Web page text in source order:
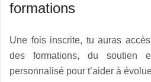
formations
Une fois inscrite, tu auras
des formations, du soutien
personnalisé pour t’aider à